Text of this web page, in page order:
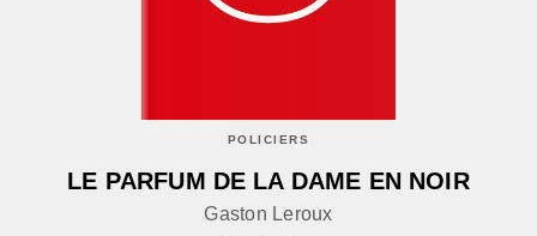
POLICIERS
LE PARFUM DE LA DAME EN NOIR
Gaston Leroux